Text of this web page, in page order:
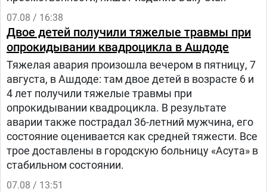
07.08 / 16:38
Двое детей получили тяжелые травмы при
опрокидывании квадроцикла в Ашдоде
Тяжелая авария произошла вечером в пятницу, 7
августа, в Ашдоде: там двое детей в возрасте 6 и
4 лет получили тяжелые травмы при
опрокидывании квадроцикла. В результате
аварии также пострадал 36-летний мужчина, его
состояние оценивается как средней тяжести. Все
трое доставлены в городскую больницу «Асута» в
стабильном состоянии.
07.08 / 13:51